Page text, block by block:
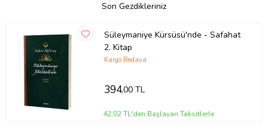
Son Gezdikleriniz
Süleymaniye Kürsüsü'nde - Safahat
2. Kitap
Kargo Bedava
394,00 TL
42,02 TL'den Başlayan Taksitlerle